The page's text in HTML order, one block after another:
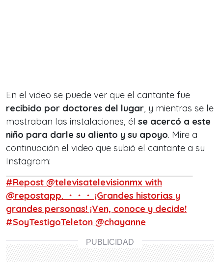
En el video se puede ver que el cantante fue
recibido por doctores del lugar, y mientras se le
mostraban las instalaciones, él se acercó a este
niño para darle su aliento y su apoyo. Mire a
continuación el video que subió el cantante a su
Instagram:
#Repost @televisatelevisionmx with
@repostapp. ・・・ ¡Grandes historias y
grandes personas! ¡Ven, conoce y decide!
#SoyTestigoTeleton @chayanne